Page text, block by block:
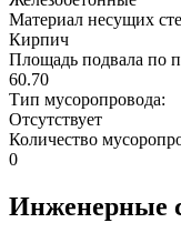
Материал несущих
Кирпич
Площадь подвала по
60.70
Тип мусоропровода:
Отсутствует
Количество
0
Инженерные